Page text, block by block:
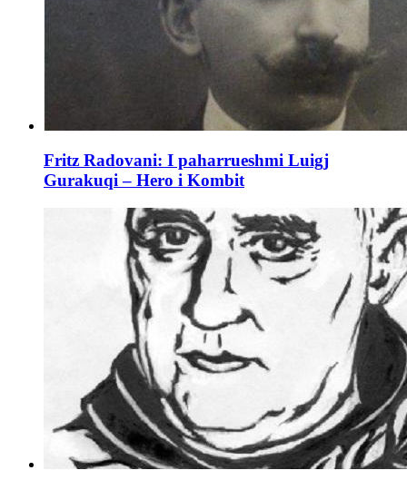
Fritz Radovani: I paharrueshmi Luigj
Gurakuqi – Hero i Kombit